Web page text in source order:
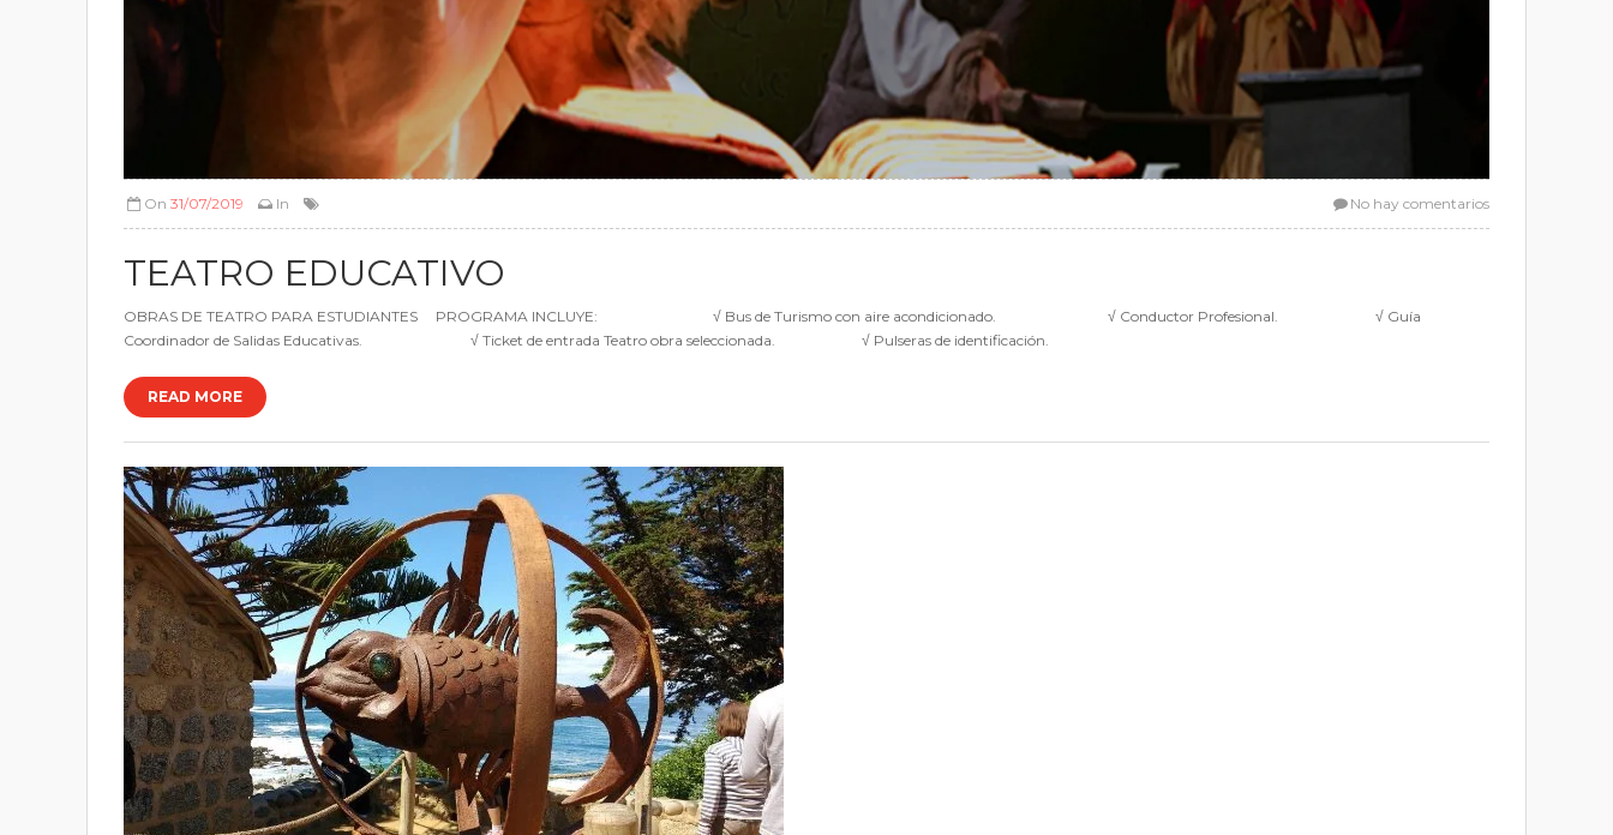
On 31/07/2019 In No hay comentarios
TEATRO EDUCATIVO
OBRAS DE TEATRO PARA ESTUDIANTES PROGRAMA INCLUYE: √ Bus de Turismo con aire acondicionado. √ Conductor Profesional. √ Guía
Coordinador de Salidas Educativas. √ Ticket de entrada Teatro obra seleccionada. √ Pulseras de identificación.
READ MORE